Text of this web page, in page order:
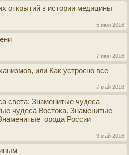
открытий в истории медицины
5 июл 2016
7 июн 2016
или Как устроено все
7 май 2016
света: Знаменитые чудеса
чудеса Востока. Знаменитые
города России
3 май 2016